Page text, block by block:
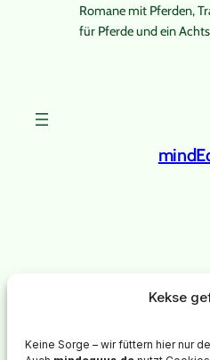
Kekse
Keine Sorge – wir füttern hier nur
Romane mit Pferden,
für Pferde und ein
steht für
die innere Stabilität,